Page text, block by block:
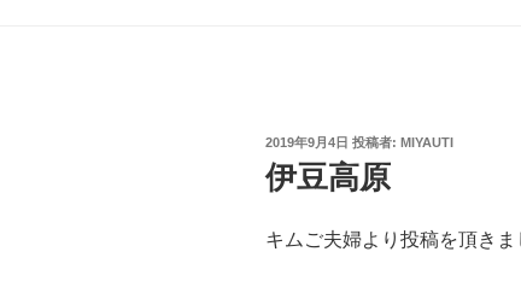
投
稿
日:
2019年9月4日 投稿者: MIYAUTI
伊豆高原
キムご夫婦より投稿を頂きま